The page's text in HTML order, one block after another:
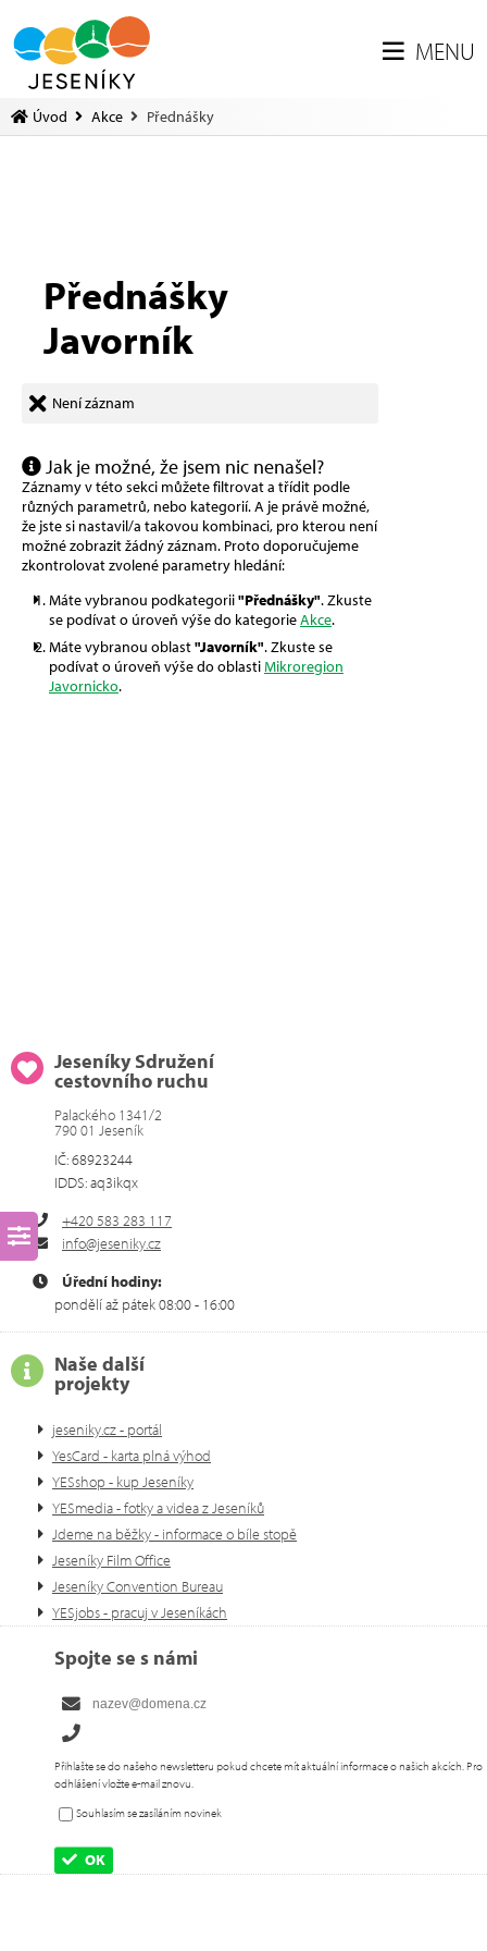
MENU
Úvod Akce Přednášky
Přednášky
Javorník
Není záznam
Jak je možné, že jsem nic nenašel?
Záznamy v této sekci můžete filtrovat a třídit podle
různých parametrů, nebo kategorií. A je právě možné,
že jste si nastavil/a takovou kombinaci, pro kterou není
možné zobrazit žádný záznam. Proto doporučujeme
zkontrolovat zvolené parametry hledání:
Máte vybranou podkategorii"Přednášky". Zkuste
se podívat o úroveň výše do kategorieAkce.
Máte vybranou oblast"Javorník". Zkuste se
podívat o úroveň výše do oblastiMikroregion
Javornicko.
Jeseníky Sdružení
cestovního ruchu
Palackého 1341/2
790 01 Jeseník
IČ: 68923244
IDDS: aq3ikqx
+420 583 283 117
info@jeseniky.cz
Úřední hodiny:
pondělí až pátek 08:00 - 16:00
Naše další
projekty
jeseniky.cz - portál
YesCard - karta plná výhod
YESshop - kup Jeseníky
YESmedia - fotky a videa z Jeseníků
Jdeme na běžky - informace o bíle stopě
Jeseníky Film Office
Jeseníky Convention Bureau
YESjobs - pracuj v Jeseníkách
Spojte se s námi
Přihlašte se do našeho newsletteru pokud chcete mít aktuální informace o našich akcích. Pro
odhlášení vložte e-mail znovu.
Souhlasím se zasíláním novinek
OK